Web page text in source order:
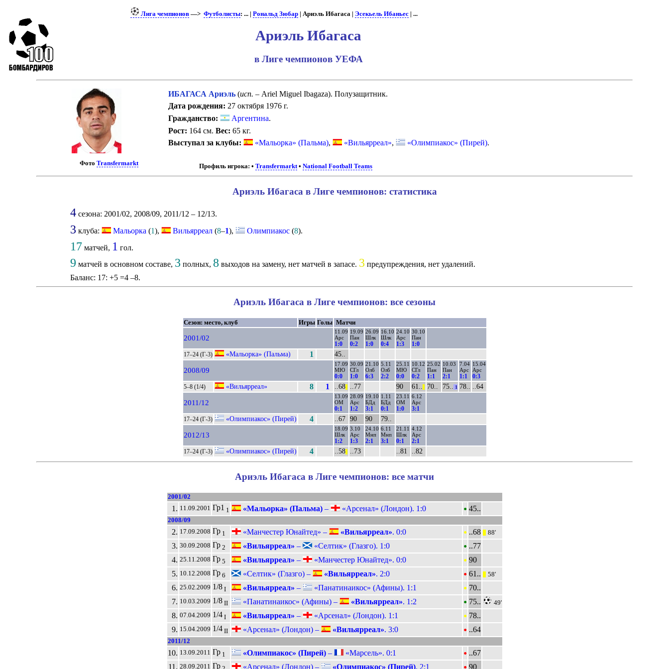
Лига чемпионов—> Футболисты: ... | Рональд Зюбар| Ариэль Ибагаса | Эсекьель Ибаньес| ...
Ариэль Ибагаса
в Лиге чемпионов УЕФА
ФотоTransfermarkt
ИБАГАСА Ариэль(исп. – Ariel Miguel Ibagaza). Полузащитник.
Дата рождения: 27 октября 1976 г.
Гражданство:
Аргентина.
Рост: 164 см. Вес: 65 кг.
Выступал за клубы:
«Мальорка» (Пальма), «Вильярреал», «Олимпиакос» (Пирей).
Профиль игрока: • Transfermarkt• National Football Teams
Ариэль Ибагаса в Лиге чемпионов: статистика
4сезона: 2001/02, 2008/09, 2011/12 – 12/13.
3 клуба: Мальорка (1), Вильярреал(8–1), Олимпиакос(8).
17 матчей, 1 гол.
9 матчей в основном составе, 3 полных, 8 выходов на замену, нет матчей в запасе. 3 предупреждения, нет удалений.
Баланс: 17: +5 =4 –8.
Ариэль Ибагаса в Лиге чемпионов: все сезоны
Сезон: место, клуб Игры Голы Матчи
2001/02
11.09
Арс
1:0
19.09
Пан
0:2
26.09
Шлк
1:0
16.10
Шлк
0:4
24.10
Арс
1:3
30.10
Пан
1:0
17–24 (Г-3) «Мальорка» (Пальма) 1 45..
2008/09
17.09
МЮ
0:0
30.09
СГл
1:0
21.10
Олб
6:3
5.11
Олб
2:2
25.11
МЮ
0:0
10.12
СГл
0:2
25.02
Пан
1:1
10.03
Пан
2:1
7.04
Арс
1:1
15.04
Арс
0:3
5–8 (1/4) «Вильярреал» 8 1 ..68|| ..77 90 61.. 70.. 75.. 1 78.. ..64
2011/12
13.09
ОМ
0:1
28.09
Арс
1:2
19.10
БДд
3:1
1.11
БДд
0:1
23.11
ОМ
1:0
6.12
Арс
3:1
17–24 (Г-3) «Олимпиакос» (Пирей) 4 ..67 90 90 79..
2012/13
18.09
Шлк
1:2
3.10
Арс
1:3
24.10
Мнп
2:1
6.11
Мнп
3:1
21.11
Шлк
0:1
4.12
Арс
2:1
17–24 (Г-3) «Олимпиакос» (Пирей) 4 ..58|| ..73 ..81 ..82
Ариэль Ибагаса в Лиге чемпионов: все матчи
2001/02
1. 11.09.2001 Гр1 1 «Мальорка» (Пальма)– «Арсенал» (Лондон). 1:0 • 45..
2008/09
2. 17.09.2008 Гр1 «Манчестер Юнайтед» – «Вильярреал». 0:0 • ..68 88'
3. 30.09.2008 Гр2 «Вильярреал» – «Селтик» (Глазго). 1:0 • ..77
4. 25.11.2008 Гр5 «Вильярреал» – «Манчестер Юнайтед». 0:0 • 90
5. 10.12.2008 Гр6 «Селтик» (Глазго) – «Вильярреал». 2:0 • 61.. 58'
6. 25.02.2009 1/8I «Вильярреал» – «Панатинаикос» (Афины). 1:1 • 70..
7. 10.03.2009 1/8II «Панатинаикос» (Афины) – «Вильярреал». 1:2 • 75.. 49'
8. 07.04.2009 1/4I «Вильярреал» – «Арсенал» (Лондон). 1:1 • 78..
9. 15.04.2009 1/4II «Арсенал» (Лондон) – «Вильярреал». 3:0 • ..64
2011/12
10. 13.09.2011 Гр1 «Олимпиакос» (Пирей)– «Марсель». 0:1 • ..67
11. 28.09.2011 Гр «Арсенал» (Лондон) – «Олимпиакос» (Пирей). 2:1 90